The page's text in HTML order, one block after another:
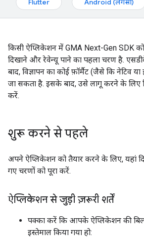
Flutter
Android (लेगसी)
किसी ऐप्लिकेशन में GMA Next-Gen SDK
दिखाने और रेवेन्यू पाने का पहला चरण है.
बाद, विज्ञापन का कोई फ़ॉर्मैट (जैसे कि नेटिव या
जा सकता है. इसके बाद, उसे लागू करने के लिए
करें.
शुरू करने से पहले
अपने ऐप्लिकेशन को तैयार करने के लिए, यहां
गए चरणों को पूरा करें.
ऐप्लिकेशन से जुड़ी ज़रूरी शर्तें
पक्का करें कि आपके ऐप्लिकेशन की
इस्तेमाल किया गया हो: